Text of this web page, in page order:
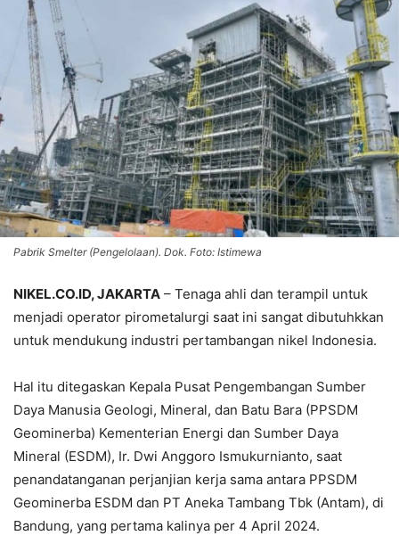
Pabrik Smelter (Pengelolaan). Dok. Foto: Istimewa
NIKEL.CO.ID, JAKARTA – Tenaga ahli dan terampil untuk
menjadi operator pirometalurgi saat ini sangat dibutuhkkan
untuk mendukung industri pertambangan nikel Indonesia.
Hal itu ditegaskan Kepala Pusat Pengembangan Sumber
Daya Manusia Geologi, Mineral, dan Batu Bara (PPSDM
Geominerba) Kementerian Energi dan Sumber Daya
Mineral (ESDM), Ir. Dwi Anggoro Ismukurnianto, saat
penandatanganan perjanjian kerja sama antara PPSDM
Geominerba ESDM dan PT Aneka Tambang Tbk (Antam), di
Bandung, yang pertama kalinya per 4 April 2024.